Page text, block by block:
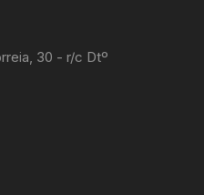
30 - r/c Dtº